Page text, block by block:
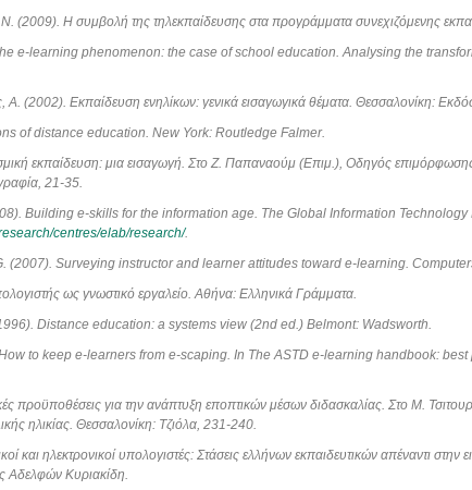
(2009). Η συμβολή της τηλεκπαίδευσης στα προγράμματα συνεχιζόμενης
e-learning phenomenon: the case of school education. Analysing the
(2002). Εκπαίδευση ενηλίκων: γενικά εισαγωγικά θέματα. Θεσσαλονίκη:
of distance education. New York: Routledge Falmer.
εκπαίδευση: μια εισαγωγή. Στο Ζ. Παπαναούμ (Επιμ.), Οδηγός
21-35.
Building e-skills for the information age. The Global Information
centres/elab/research/.
(2007). Surveying instructor and learner attitudes toward e-learning.
ως γνωστικό εργαλείο. Αθήνα: Ελληνικά Γράμματα.
Distance education: a systems view (2nd ed.) Belmont: Wadsworth.
to keep e-learners from e-scaping. In The ASTD e-learning handbook:
για την ανάπτυξη εποπτικών μέσων διδασκαλίας. Στο Μ.
ηλικίας. Θεσσαλονίκη: Τζιόλα, 231-240.
και ηλεκτρονικοί υπολογιστές: Στάσεις ελλήνων εκπαιδευτικών απέναντι
Αδελφών Κυριακίδη.